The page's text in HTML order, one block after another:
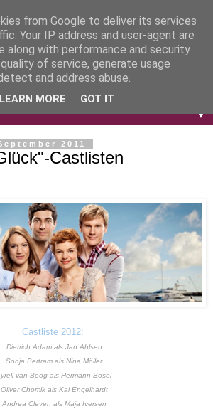
▼
2011
Castlisten
Castliste 2012:
Dietrich Adam als Jan Ahlsen
Sonja Bertram als Nina Möller
van Boog als Hermann Bösel
Oliver Chomik als Kai Engelhardt
Andrea Cleven als Maja Iversen
from Google to deliver its services
Your IP address and user-agent are
along with performance and security
of service, generate usage
and address abuse.
LEARN MORE GOT IT